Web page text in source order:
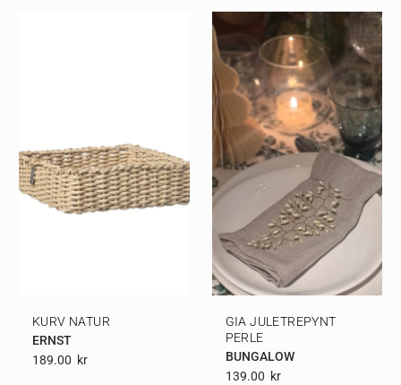
KURV NATUR
ERNST
189.00 Kr
GIA JULETREPYNT
PERLE
BUNGALOW
139.00 Kr